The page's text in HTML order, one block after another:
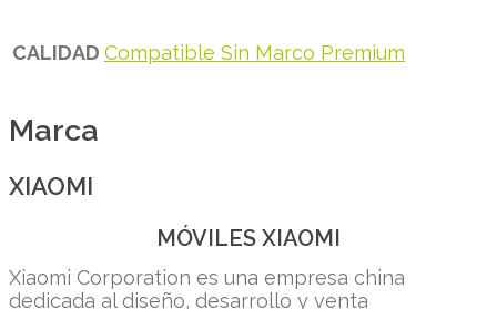
CALIDAD Compatible Sin Marco Premium
Marca
XIAOMI
MÓVILES XIAOMI
Xiaomi Corporation es una empresa china
dedicada al diseño, desarrollo y venta